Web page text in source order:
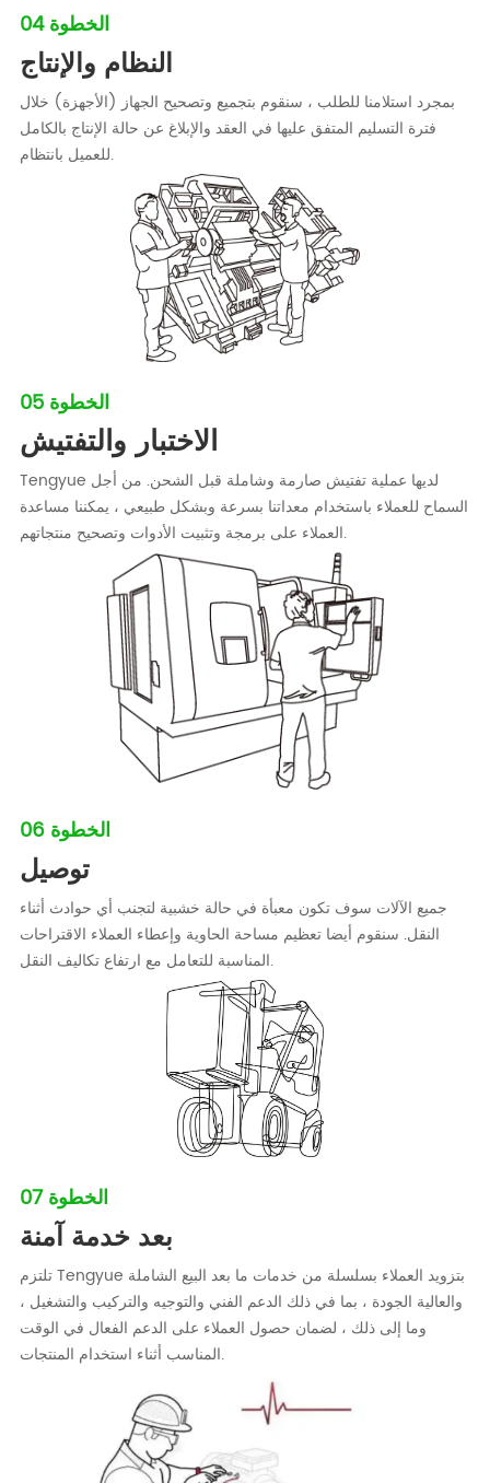
الخطوة 04
النظام والإنتاج
بمجرد استلامنا للطلب ، سنقوم بتجميع وتصحيح الجهاز (الأجهزة) خلال
فترة التسليم المتفق عليها في العقد والإبلاغ عن حالة الإنتاج بالكامل
للعميل بانتظام.
الخطوة 05
الاختبار والتفتيش
Tengyue لديها عملية تفتيش صارمة وشاملة قبل الشحن. من أجل
السماح للعملاء باستخدام معداتنا بسرعة وبشكل طبيعي ، يمكننا مساعدة
العملاء على برمجة وتثبيت الأدوات وتصحيح منتجاتهم.
الخطوة 06
توصيل
جميع الآلات سوف تكون معبأة في حالة خشبية لتجنب أي حوادث أثناء
النقل. سنقوم أيضا تعظيم مساحة الحاوية وإعطاء العملاء الاقتراحات
المناسبة للتعامل مع ارتفاع تكاليف النقل.
الخطوة 07
بعد خدمة آمنة
تلتزم Tengyue بتزويد العملاء بسلسلة من خدمات ما بعد البيع الشاملة
والعالية الجودة ، بما في ذلك الدعم الفني والتوجيه والتركيب والتشغيل ،
وما إلى ذلك ، لضمان حصول العملاء على الدعم الفعال في الوقت
المناسب أثناء استخدام المنتجات.